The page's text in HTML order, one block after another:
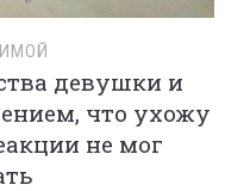
девушки и
что ухожу
не мог